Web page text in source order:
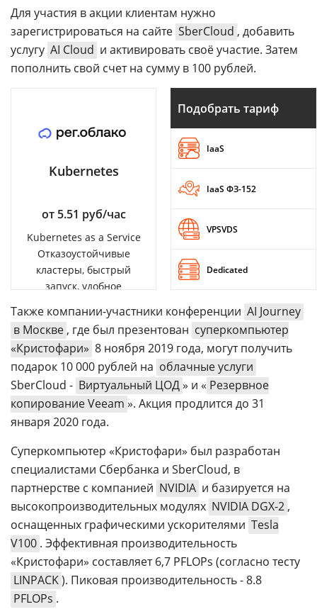
Для участия в акции клиентам нужно
зарегистрироваться на сайте SberCloud , добавить
услугу AI Cloud и активировать своё участие. Затем
пополнить свой счет на сумму в 100 рублей.
Kubernetes
от 5.51 руб/час
Kubernetes as a Service
Отказоустойчивые
кластеры, быстрый
запуск, удобное
Подобрать тариф
IaaS
IaaS ФЗ-152
VPSVDS
Dedicated
Также компании-участники конференции AI Journey
в Москве , где был презентован суперкомпьютер
«Кристофари» 8 ноября 2019 года, могут получить
подарок 10 000 рублей на облачные услуги
SberCloud - Виртуальный ЦОД» и « Резервное
копирование Veeam ». Акция продлится до 31
января 2020 года.
Суперкомпьютер «Кристофари» был разработан
специалистами Сбербанка и SberCloud, в
партнерстве с компанией NVIDIA и базируется на
высокопроизводительных модулях NVIDIA DGX-2 ,
оснащенных графическими ускорителями Tesla
V100 . Эффективная производительность
«Кристофари» составляет 6,7 PFLOPs (согласно тесту
LINPACK). Пиковая производительность - 8.8
PFLOPs .